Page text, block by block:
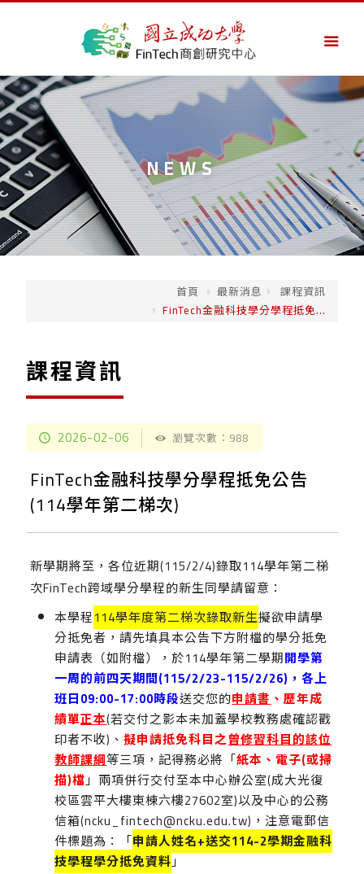
NEWS
首頁 最新消息
課程資訊
FinTech金融科技學分學程抵免...
課程資訊
2026-02-06 瀏覽次數：988
FinTech金融科技學分學程抵免公告
(114學年第二梯次)
新學期將至，各位近期(115/2/4)錄取114學年第二梯
次FinTech跨域學分學程的新生同學請留意：
本學程114學年度第二梯次錄取新生擬欲申請學
分抵免者，請先填具本公告下方附檔的學分抵免
申請表（如附檔），於114學年第二學期開學第
一周的前四天期間(115/2/23-115/2/26) ，各上
班日09:00-17:00時段送交您的申請書、歷年成
績單正本(若交付之影本未加蓋學校教務處確認戳
印者不收)、擬申請抵免科目之曾修習科目的該位
教師課綱等三項，記得務必將「紙本、電子(或掃
描)檔」兩項併行交付至本中心辦公室(成大光復
校區雲平大樓東棟六樓27602室)以及中心的公務
信箱(ncku_fintech@ncku.edu.tw)，注意電郵信
件標題為：「申請人姓名+送交114-2學期金融科
技學程學分抵免資料」